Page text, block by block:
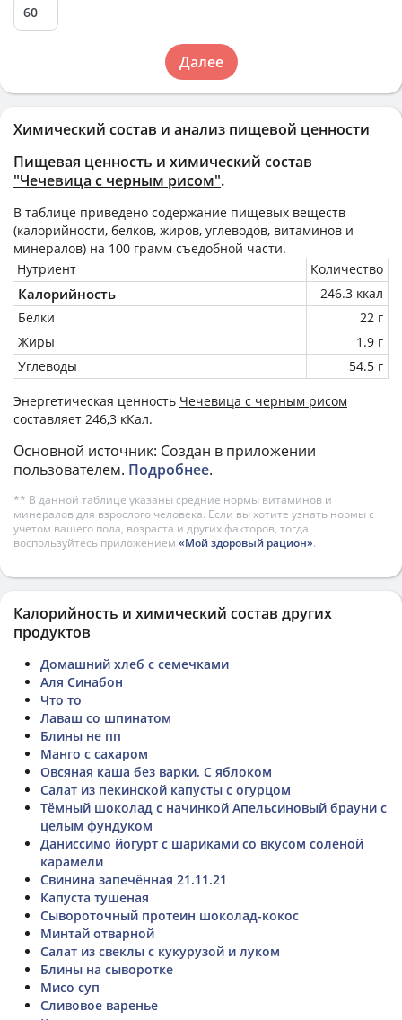
Химический состав и анализ пищевой ценности
Пищевая ценность и химический состав
"Чечевица с черным рисом".
В таблице приведено содержание пищевых веществ
(калорийности, белков, жиров, углеводов, витаминов и
минералов) на 100 грамм съедобной части.
Нутриент
Количество
Калорийность
246.3 ккал
Белки
22 г
Жиры
1.9 г
Углеводы
54.5 г
Энергетическая ценность Чечевица с черным рисом
составляет 246,3 кКал.
Основной источник: Создан в приложении
пользователем. Подробнее.
** В данной таблице указаны средние нормы витаминов и
минералов для взрослого человека. Если вы хотите узнать нормы с
учетом вашего пола, возраста и других факторов, тогда
воспользуйтесь приложением «Мой здоровый рацион».
Далее
Калорийность и химический состав других
продуктов
Домашний хлеб с семечками
Аля Синабон
Что то
Лаваш со шпинатом
Блины не пп
Манго с сахаром
Овсяная каша без варки. С яблоком
Салат из пекинской капусты с огурцом
Тёмный шоколад с начинкой Апельсиновый брауни с
целым фундуком
Даниссимо йогурт с шариками со вкусом соленой
карамели
Свинина запечённая 21.11.21
Капуста тушеная
Сывороточный протеин шоколад-кокос
Минтай отварной
Салат из свеклы с кукурузой и луком
Блины на сыворотке
Мисо суп
Сливовое варенье